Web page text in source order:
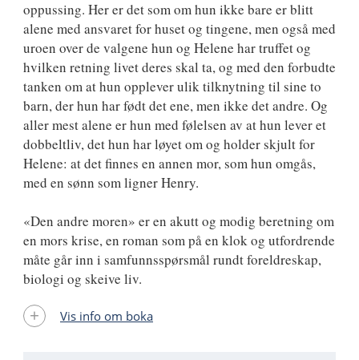
oppussing. Her er det som om hun ikke bare er blitt
alene med ansvaret for huset og tingene, men også med
uroen over de valgene hun og Helene har truffet og
hvilken retning livet deres skal ta, og med den forbudte
tanken om at hun opplever ulik tilknytning til sine to
barn, der hun har født det ene, men ikke det andre. Og
aller mest alene er hun med følelsen av at hun lever et
dobbeltliv, det hun har løyet om og holder skjult for
Helene: at det finnes en annen mor, som hun omgås,
med en sønn som ligner Henry.
«Den andre moren» er en akutt og modig beretning om
en mors krise, en roman som på en klok og utfordrende
måte går inn i samfunnsspørsmål rundt foreldreskap,
biologi og skeive liv.
Vis info om boka